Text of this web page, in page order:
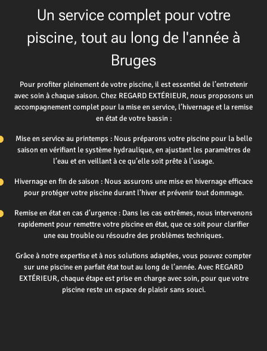
Un service complet pour votre
piscine, tout au long de l'année à
Bruges
Pour profiter pleinement de votre piscine, il est essentiel de l’entretenir
avec soin à chaque saison. Chez REGARD EXTÉRIEUR, nous proposons un
accompagnement complet pour la mise en service, l’hivernage et la remise
en état de votre bassin :
Mise en service au printemps : Nous préparons votre piscine pour la belle
saison en vérifiant le système hydraulique, en ajustant les paramètres de
l’eau et en veillant à ce qu’elle soit prête à l’usage.
Hivernage en fin de saison : Nous assurons une mise en hivernage efficace
pour protéger votre piscine durant l’hiver et prévenir tout dommage.
Remise en état en cas d’urgence : Dans les cas extrêmes, nous intervenons
rapidement pour remettre votre piscine en état, que ce soit pour clarifier
une eau trouble ou résoudre des problèmes techniques.
Grâce à notre expertise et à nos solutions adaptées, vous pouvez compter
sur une piscine en parfait état tout au long de l’année. Avec REGARD
EXTÉRIEUR, chaque étape est prise en charge avec soin, pour que votre
piscine reste un espace de plaisir sans souci.